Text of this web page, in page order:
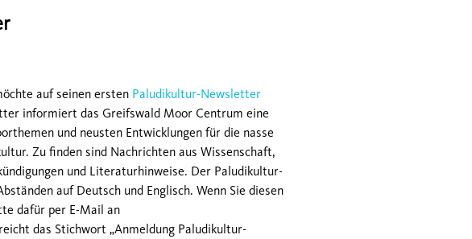
auf seinen ersten Paludikultur-Newsletter
informiert das Greifswald Moor Centrum eine
und neusten Entwicklungen für die nasse
Zu finden sind Nachrichten aus Wissenschaft,
und Literaturhinweise. Der Paludikultur-
auf Deutsch und Englisch. Wenn Sie diesen
dafür per E-Mail an
das Stichwort „Anmeldung Paludikultur-